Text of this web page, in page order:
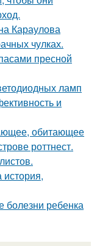
Караулова
чулках.
пресной
ламп
и
обитающее
роттнест.
болезни ребенка